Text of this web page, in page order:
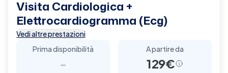
Visita Cardiologica +
Elettrocardiogramma (Ecg)
Vedi altre prestazioni
Prima disponibilità
-
A partire da
129€